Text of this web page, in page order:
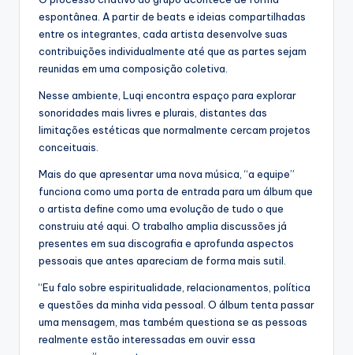
espontânea. A partir de beats e ideias compartilhadas
entre os integrantes, cada artista desenvolve suas
contribuições individualmente até que as partes sejam
reunidas em uma composição coletiva.
Nesse ambiente, Luqi encontra espaço para explorar
sonoridades mais livres e plurais, distantes das
limitações estéticas que normalmente cercam projetos
conceituais.
Mais do que apresentar uma nova música, “a equipe”
funciona como uma porta de entrada para um álbum que
o artista define como uma evolução de tudo o que
construiu até aqui. O trabalho amplia discussões já
presentes em sua discografia e aprofunda aspectos
pessoais que antes apareciam de forma mais sutil.
“Eu falo sobre espiritualidade, relacionamentos, política
e questões da minha vida pessoal. O álbum tenta passar
uma mensagem, mas também questiona se as pessoas
realmente estão interessadas em ouvir essa